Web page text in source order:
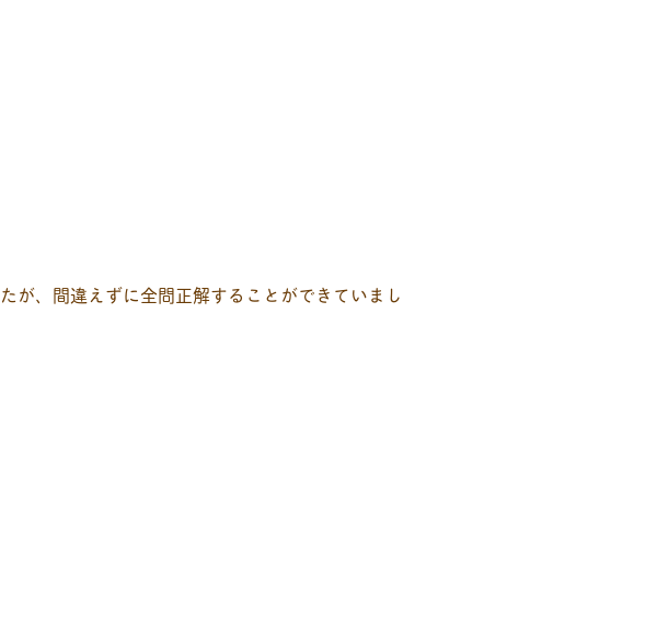
が、間違えずに全問正解することができていまし